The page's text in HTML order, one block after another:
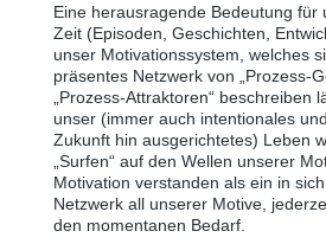
Eine herausragende Bedeutung für
Zeit (Episoden, Geschichten,
unser Motivationssystem, welches
präsentes Netzwerk von „Prozess-
„Prozess-Attraktoren“ beschreiben
unser (immer auch intentionales
Zukunft hin ausgerichtetes) Leben
„Surfen“ auf den Wellen unserer
Motivation verstanden als ein in
Netzwerk all unserer Motive,
den momentanen Bedarf.